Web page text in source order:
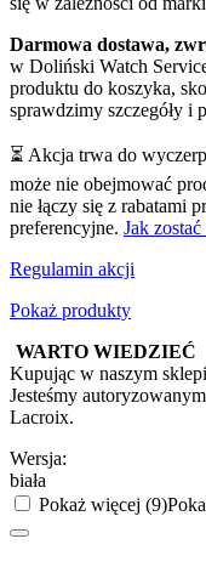
Darmowa dostawa,
w Doliński Watch
produktu do koszyka,
sprawdzimy szczegóły i
⏳ Akcja trwa do
może nie obejmować
nie łączy się z rabatami
preferencyjne. Jak
Regulamin akcji
Pokaż produkty
WARTO WIEDZIEĆ
Kupując w naszym
Jesteśmy
Lacroix.
Wersja:
biała
Pokaż więcej (9)